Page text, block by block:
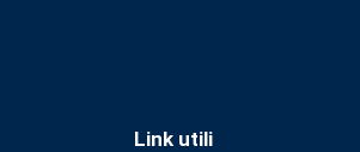
Link utili